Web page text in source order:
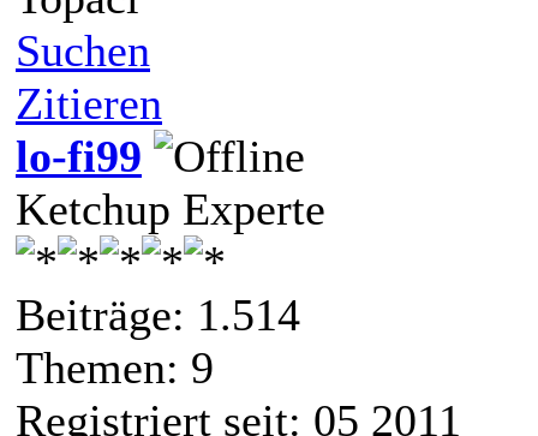
Suchen
Zitieren
lo-fi99
Ketchup Experte
Beiträge: 1.514
Themen: 9
Registriert seit: 05 2011